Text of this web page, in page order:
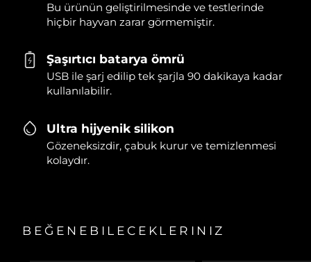
Bu ürünün geliştirilmesinde ve testlerinde
hiçbir hayvan zarar görmemiştir.
Şaşırtıcı batarya ömrü
USB ile şarj edilip tek şarjla 90 dakikaya kadar
kullanılabilir.
Ultra hijyenik silikon
Gözeneksizdir, çabuk kurur ve temizlenmesi
kolaydır.
BEĞENEBILECEKLERINIZ